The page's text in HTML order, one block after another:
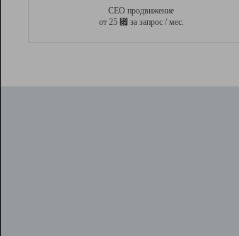
СЕО продвижение
от 25 ⃏ за запрос / мес.